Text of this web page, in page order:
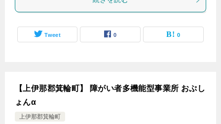
Tweet 0 0
【上伊那郡箕輪町】 障がい者多機能型事業所 おぷし
ょんα
上伊那郡箕輪町